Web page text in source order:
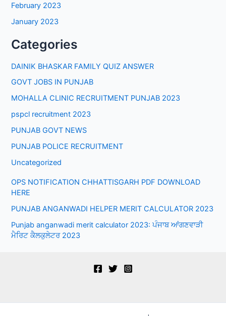
February 2023
January 2023
Categories
DAINIK BHASKAR FAMILY QUIZ ANSWER
GOVT JOBS IN PUNJAB
MOHALLA CLINIC RECRUITMENT PUNJAB 2023
pspcl recruitment 2023
PUNJAB GOVT NEWS
PUNJAB POLICE RECRUITMENT
Uncategorized
OPS NOTIFICATION CHHATTISGARH PDF DOWNLOAD
HERE
PUNJAB ANGANWADI HELPER MERIT CALCULATOR 2023
Punjab anganwadi merit calculator 2023: ਪੰਜਾਬ ਆਂਗਣਵਾੜੀ
ਮੈਰਿਟ ਕੈਲਕੁਲੇਟਰ 2023